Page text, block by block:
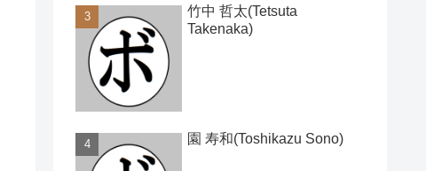
竹中 哲太(Tetsuta
Takenaka)
園 寿和(Toshikazu Sono)